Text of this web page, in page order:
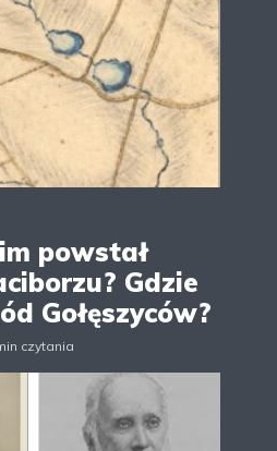
powstał
Gdzie
Gołęszyców?
czytania